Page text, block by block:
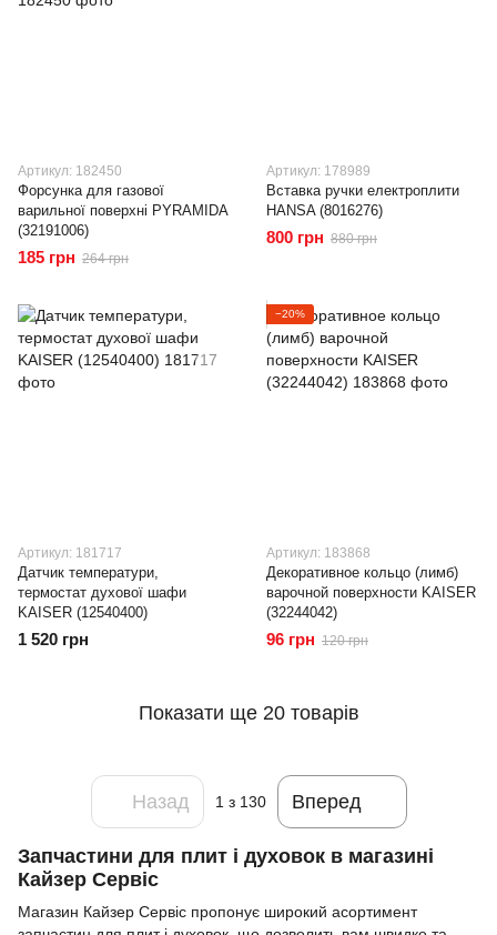
Артикул: 182450
Форсунка для газової
варильної поверхні PYRAMIDA
(32191006)
185 грн 264 грн
Артикул: 178989
Вставка ручки електроплити
HANSA (8016276)
800 грн 880 грн
Артикул: 181717
Датчик температури,
термостат духової шафи
KAISER (12540400)
1 520 грн
−20%
Артикул: 183868
Декоративное кольцо (лимб)
варочной поверхности KAISER
(32244042)
96 грн 120 грн
Показати ще 20 товарів
Назад 1 з 130 Вперед
Запчастини для плит і духовок в магазині
Кайзер Сервіс
Магазин Кайзер Сервіс пропонує широкий асортимент